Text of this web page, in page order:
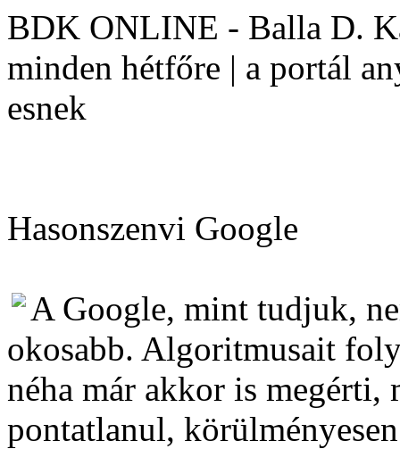
BDK ONLINE - Balla D.
minden hétfőre | a portál
esnek
Hasonszenvi Google
A Google, mint tudjuk,
okosabb. Algoritmusait
néha már akkor is megérti,
pontatlanul,